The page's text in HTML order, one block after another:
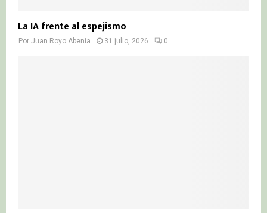
La IA frente al espejismo
Por Juan Royo Abenia 31 julio, 2026 0